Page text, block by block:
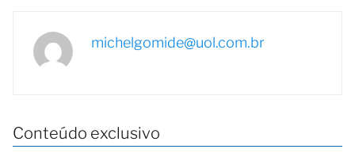
michelgomide@uol.com.br
Conteúdo exclusivo